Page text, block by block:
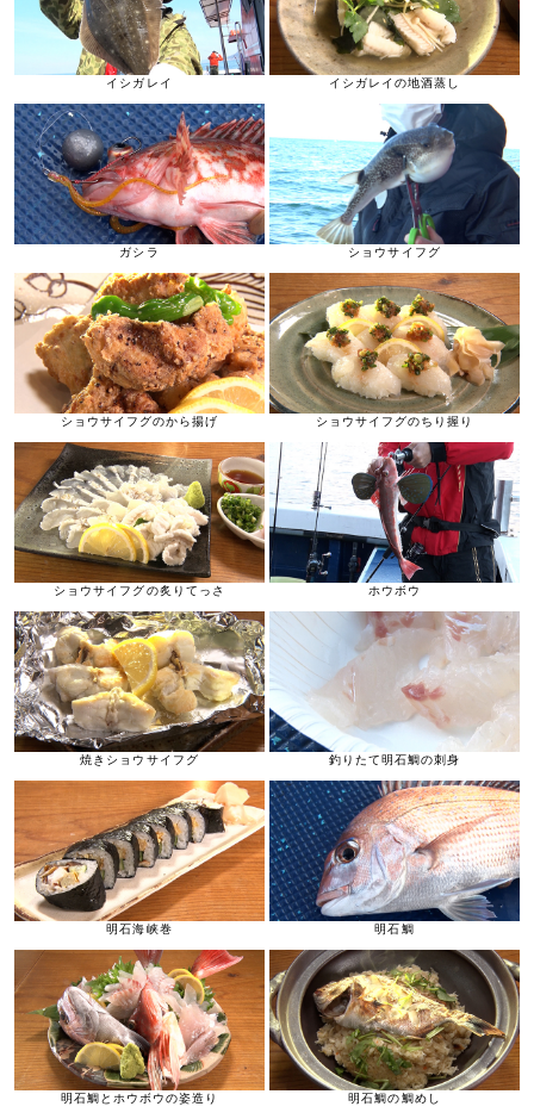
イシガレイ イシガレイの地酒蒸し
ガシラ ショウサイフグ
ショウサイフグのから揚げ ショウサイフグのちり握り
ショウサイフグの炙りてっさ ホウボウ
焼きショウサイフグ 釣りたて明石鯛の刺身
明石海峡巻 明石鯛
明石鯛とホウボウの姿造り 明石鯛の鯛めし